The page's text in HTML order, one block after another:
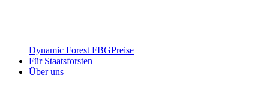
Dynamic Forest FBGPreise
Für Staatsforsten
Über uns